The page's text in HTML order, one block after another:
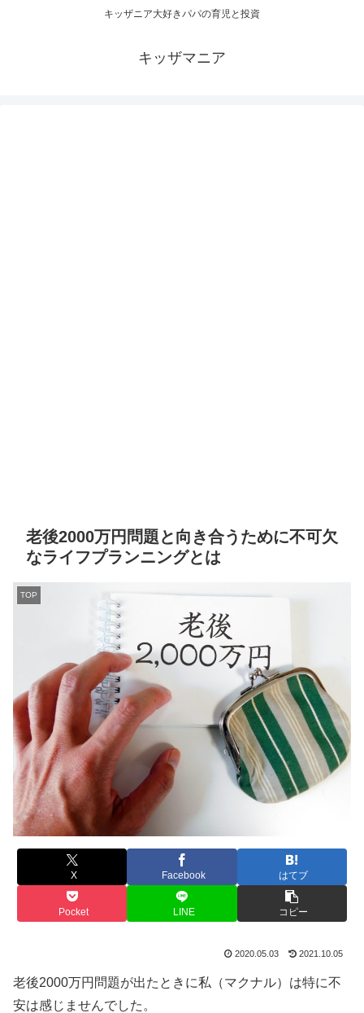
キッザニア大好きパパの育児と投資
キッザマニア
老後2000万円問題と向き合うために不可欠
なライフプランニングとは
TOP
X Facebook はてブ
Pocket LINE コピー
2020.05.03 2021.10.05
老後2000万円問題が出たときに私（マクナル）は特に不
安は感じませんでした。